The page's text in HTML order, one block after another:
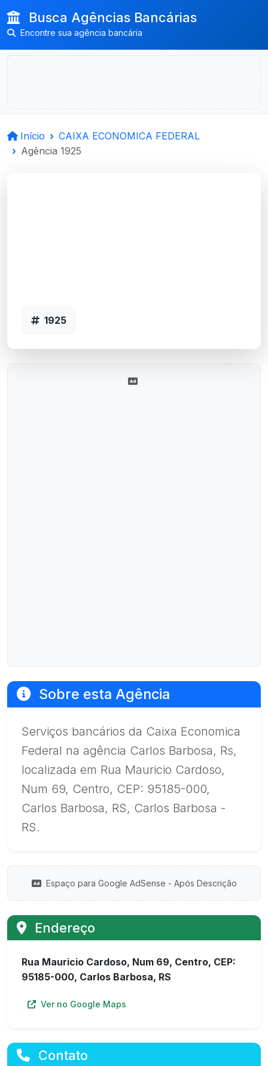
Busca Agências Bancárias
Encontre sua agência bancária
Início
CAIXA ECONOMICA FEDERAL
Agência 1925
1925
Sobre esta Agência
Serviços bancários da Caixa Economica
Federal na agência Carlos Barbosa, Rs,
localizada em Rua Mauricio Cardoso,
Num 69, Centro, CEP: 95185-000,
Carlos Barbosa, RS, Carlos Barbosa -
RS.
Espaço para Google AdSense - Após Descrição
Endereço
Rua Mauricio Cardoso, Num 69, Centro, CEP:
95185-000, Carlos Barbosa, RS
Ver no Google Maps
Contato